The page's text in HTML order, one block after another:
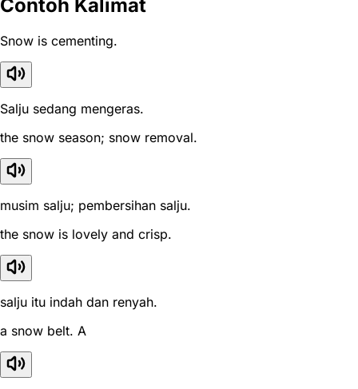
Contoh Kalimat
Snow is cementing.
Salju sedang mengeras.
the snow season; snow removal.
musim salju; pembersihan salju.
the snow is lovely and crisp.
salju itu indah dan renyah.
a snow belt. A